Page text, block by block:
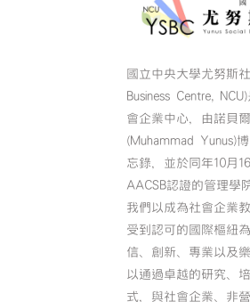
國立中央大學尤努斯
Business Centre,
會企業中心，由諾貝
(Muhammad Yunus)
忘錄，並於同年10月
AACSB認證的管理學
我們以成為社會企業
受到認可的國際樞紐
信、創新、專業以及
以通過卓越的研究、
式，與社會企業、非